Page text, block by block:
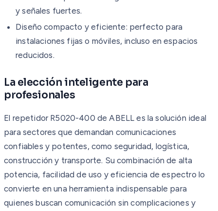
y señales fuertes.
Diseño compacto y eficiente: perfecto para
instalaciones fijas o móviles, incluso en espacios
reducidos.
La elección inteligente para
profesionales
El repetidor R5020-400 de ABELL es la solución ideal
para sectores que demandan comunicaciones
confiables y potentes, como seguridad, logística,
construcción y transporte. Su combinación de alta
potencia, facilidad de uso y eficiencia de espectro lo
convierte en una herramienta indispensable para
quienes buscan comunicación sin complicaciones y